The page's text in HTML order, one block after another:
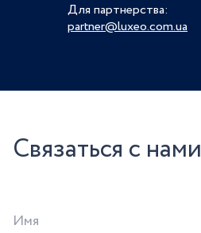
Для партнерства:
partner@luxeo.com.ua
Связаться с нами
Имя